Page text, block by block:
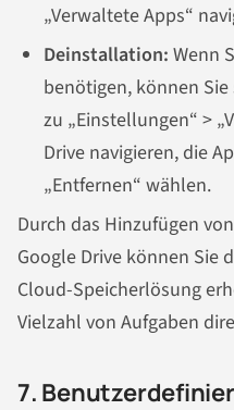
„Verwaltete Apps“
Deinstallation: Wenn
benötigen, können
zu „Einstellungen“ >
Drive navigieren, die
„Entfernen“ wählen.
Durch das Hinzufügen
Google Drive können Sie
Cloud-Speicherlösung
Vielzahl von Aufgaben
7.